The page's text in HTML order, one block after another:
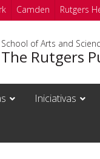
Camden Rutgers
School of Arts and
The Rutgers
Iniciativas